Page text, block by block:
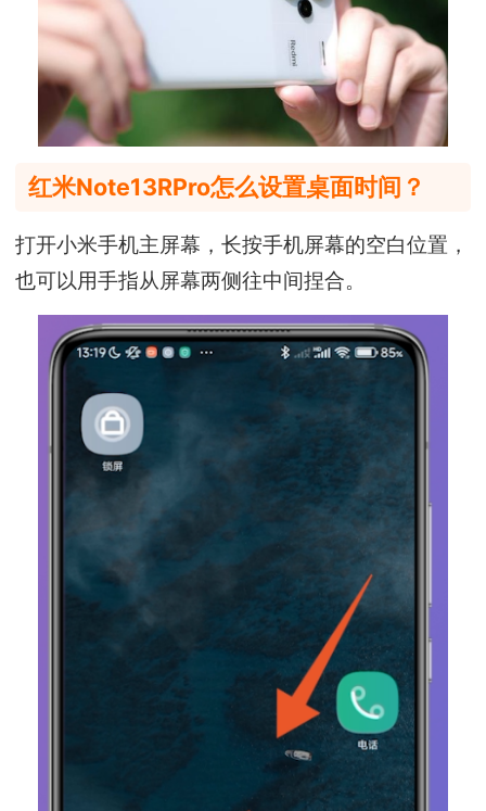
红米Note13RPro怎么设置桌面时间？
打开小米手机主屏幕，长按手机屏幕的空白位置，
也可以用手指从屏幕两侧往中间捏合。